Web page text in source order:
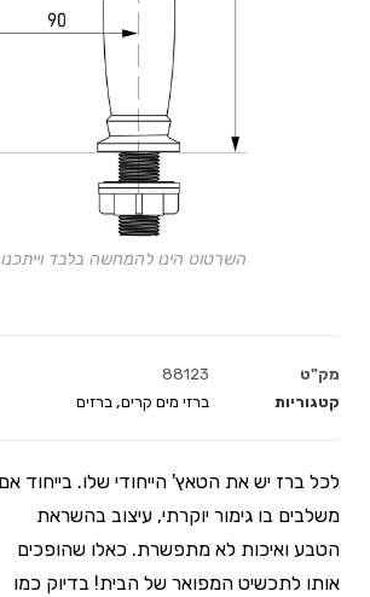
מק"ט
88123
קטגוריות
ברזי מים קרים, ברזים
לכל ברז יש את הטאץ' הייחודי שלו. בייחוד אם
משלבים בו גימור יוקרתי, עיצוב בהשראת
הטבע ואיכות לא מתפשרת. כאלו שהופכים
אותו לתכשיט המפואר של הבית! בדיוק כמו
השרטוט הינו להמחשה בלבד וייתכנו